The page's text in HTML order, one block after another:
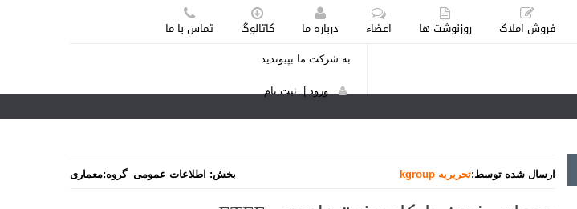
فروش املاک روزنوشت ها اعضاء درباره ما کاتالوگ تماس با ما
به شرکت ما بپیوندید
ورود |ثبت نام
ارسال شده توسط:تحریریه kgroup بخش: اطلاعات عمومی گروه:معماری